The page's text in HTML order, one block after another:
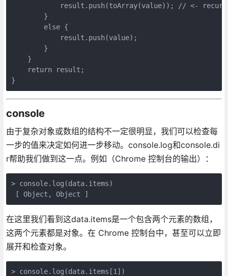
result.push(toArray(value)); // <-
        }
        else {
            result.push(value);
        }
    }
    return result;
console
由于复杂对象或数组的结构不一定很明显，我们可以检查每
一步的值来决定如何进一步移动。console.log和console.di
r帮助我们做到这一点。例如（Chrome 控制台的输出）：
> console.log(data.items)
在这里我们看到这data.items是一个包含两个元素的数组，
这两个元素都是对象。在 Chrome 控制台中，甚至可以立即
展开和检查对象。
> console.log(data.items[1])